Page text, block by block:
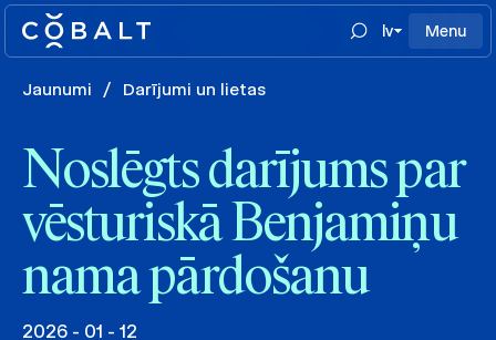
lv Menu
Jaunumi / Darījumi un lietas
Noslēgts darījums par
vēsturiskā Benjamiņu
nama pārdošanu
2026 - 01 - 12